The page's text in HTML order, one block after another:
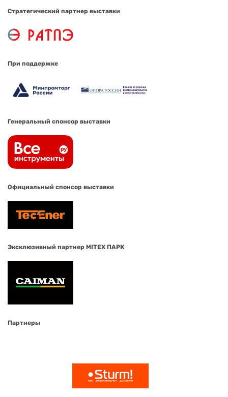
Стратегический партнер выставки
При поддержке
Генеральный спонсор выставки
Официальный спонсор выставки
Эксклюзивный партнер MITEX ПАРК
Партнеры